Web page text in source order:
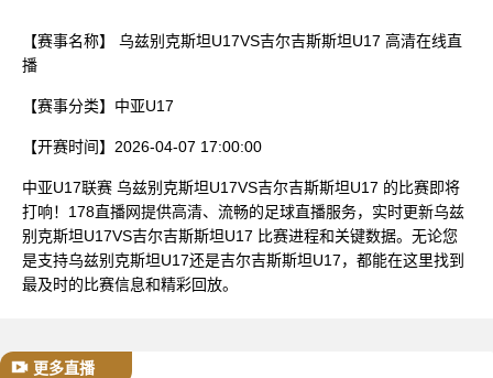
【赛事名称】
乌兹别克斯坦U17VS吉尔吉斯斯坦U17 高清在线直
播
【赛事分类】 中亚U17
【开赛时间】 2026-04-07 17:00:00
中亚U17联赛 乌兹别克斯坦U17VS吉尔吉斯斯坦U17 的比赛即将
打响！178直播网提供高清、流畅的足球直播服务，实时更新乌兹
别克斯坦U17VS吉尔吉斯斯坦U17 比赛进程和关键数据。无论您
是支持乌兹别克斯坦U17还是吉尔吉斯斯坦U17，都能在这里找到
最及时的比赛信息和精彩回放。
更多直播